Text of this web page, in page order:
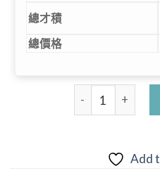
總才積
總價格
【型號：153】
Add